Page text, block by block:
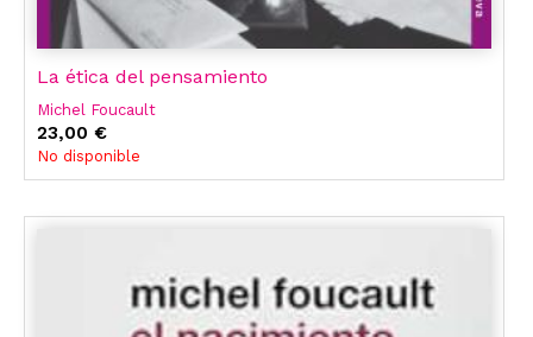
La ética del pensamiento
Michel Foucault
23,00 €
No disponible